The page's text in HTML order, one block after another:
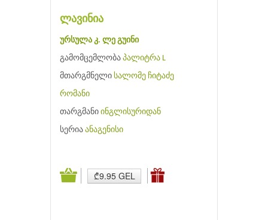
ლავინია
ურსულა კ. ლე გუინი
გამომცემლობა პალიტრა L
მთარგმნელი სალომე ჩიტაძე
რომანი
თარგმანი ინგლისურიდან
სერია ანაგენისი
₾9.95 GEL